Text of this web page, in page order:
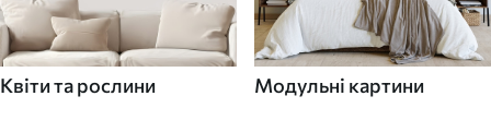
Квіти та рослини Модульні картини